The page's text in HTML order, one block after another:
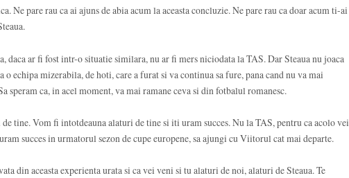
Ne pare rau ca ai ajuns de abia acum la aceasta concluzie. Ne pare rau ca doar acum ti-ai
daca ar fi fost intr-o situatie similara, nu ar fi mers niciodata la TAS. Dar Steaua nu joaca
echipa mizerabila, de hoti, care a furat si va continua sa fure, pana cand nu va mai
speram ca, in acel moment, va mai ramane ceva si din fotbalul romanesc.
tine. Vom fi intotdeauna alaturi de tine si iti uram succes. Nu la TAS, pentru ca acolo vei
succes in urmatorul sezon de cupe europene, sa ajungi cu Viitorul cat mai departe.
din aceasta experienta urata si ca vei veni si tu alaturi de noi, alaturi de Steaua. Te